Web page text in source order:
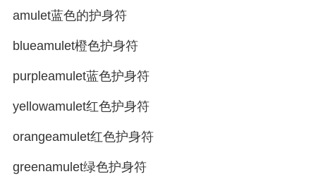
amulet蓝色的护身符
blueamulet橙色护身符
purpleamulet蓝色护身符
yellowamulet红色护身符
orangeamulet红色护身符
greenamulet绿色护身符